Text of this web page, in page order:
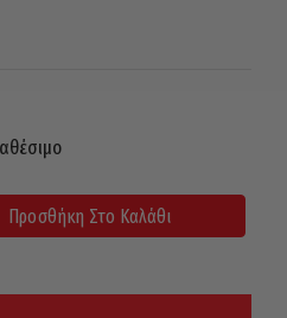
Προσθήκη Στο Καλάθι